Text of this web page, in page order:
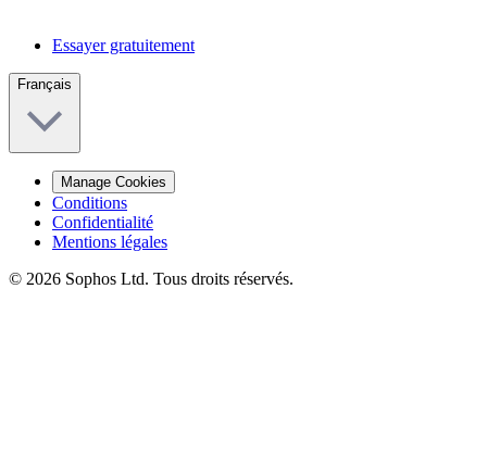
Essayer gratuitement
Français
Manage Cookies
Conditions
Confidentialité
Mentions légales
© 2026 Sophos Ltd. Tous droits réservés.